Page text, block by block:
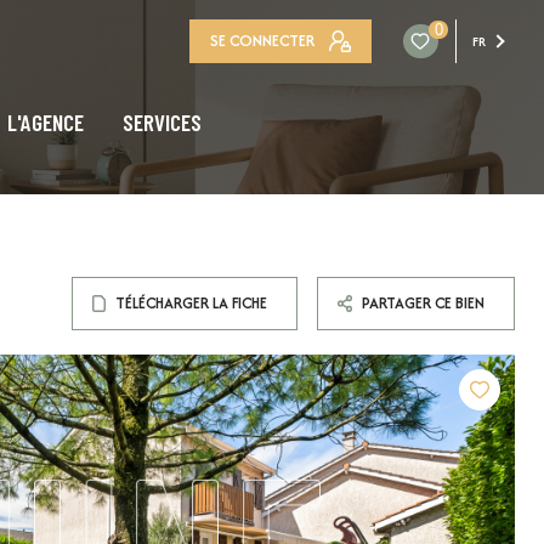
SE CONNECTER 0
FR
L'AGENCE SERVICES
TÉLÉCHARGER LA FICHE PARTAGER CE BIEN